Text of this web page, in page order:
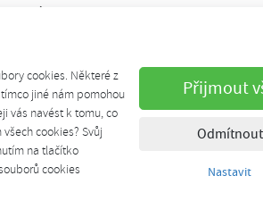
cookies. Některé z
jiné nám pomohou
vás navést k tomu, co
cookies? Svůj
na tlačítko
cookies
Přijmout
Odmítnout
Nastavit
Debetní karta:
49.52200610, 15.34762810
41.80 Kč/kg,